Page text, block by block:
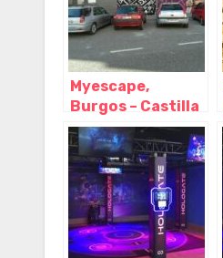
Myescape,
Burgos – Castilla
y León